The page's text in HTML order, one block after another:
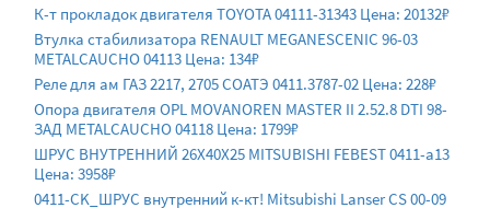
К-т прокладок двигателя TOYOTA 04111-31343 Цена: 20132₽
Втулка стабилизатора RENAULT MEGANESCENIC 96-03
METALCAUCHO 04113 Цена: 134₽
Реле для ам ГАЗ 2217, 2705 СОАТЭ 0411.3787-02 Цена: 228₽
Опора двигателя OPL MOVANOREN MASTER II 2.52.8 DTI 98-
ЗАД METALCAUCHO 04118 Цена: 1799₽
ШРУС ВНУТРЕННИЙ 26X40X25 MITSUBISHI FEBEST 0411-a13
Цена: 3958₽
0411-CK_ШРУС внутренний к-кт! Mitsubishi Lanser CS 00-09